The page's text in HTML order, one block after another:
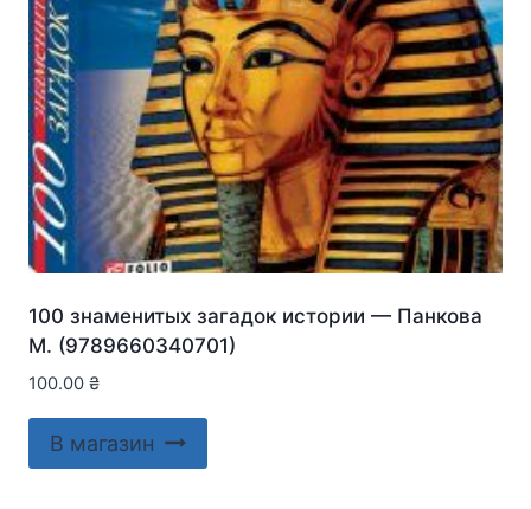
100 знаменитых загадок истории — Панкова
М. (9789660340701)
100.00 ₴
В магазин